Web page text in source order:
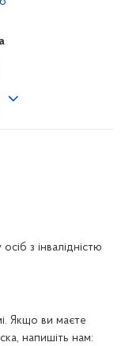
з інвалідністю
Якщо ви маєте
напишіть нам: